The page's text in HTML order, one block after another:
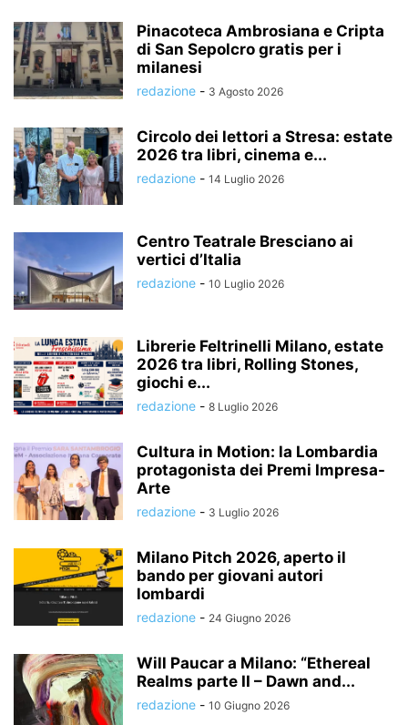
Pinacoteca Ambrosiana e Cripta
di San Sepolcro gratis per i
milanesi
redazione - 3 Agosto 2026
Circolo dei lettori a Stresa: estate
2026 tra libri, cinema e...
redazione - 14 Luglio 2026
Centro Teatrale Bresciano ai
vertici d’Italia
redazione - 10 Luglio 2026
Librerie Feltrinelli Milano, estate
2026 tra libri, Rolling Stones,
giochi e...
redazione - 8 Luglio 2026
Cultura in Motion: la Lombardia
protagonista dei Premi Impresa-
Arte
redazione - 3 Luglio 2026
Milano Pitch 2026, aperto il
bando per giovani autori
lombardi
redazione - 24 Giugno 2026
Will Paucar a Milano: “Ethereal
Realms parte II – Dawn and...
redazione - 10 Giugno 2026